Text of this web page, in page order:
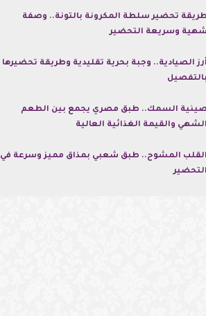
طريقة تحضير سلطة المكرونة بالتونة.. وصفة
شهية وسريعة التحضير
أرز الصيادية.. وجبة بحرية تقليدية وطريقة تحضيرها
بالتفصيل
صينية السمك.. طبق مصري يجمع بين الطعم
الشهي والقيمة الغذائية العالية
القلب المشوح.. طبق شعبي بمذاق مميز وسرعة في
التحضير